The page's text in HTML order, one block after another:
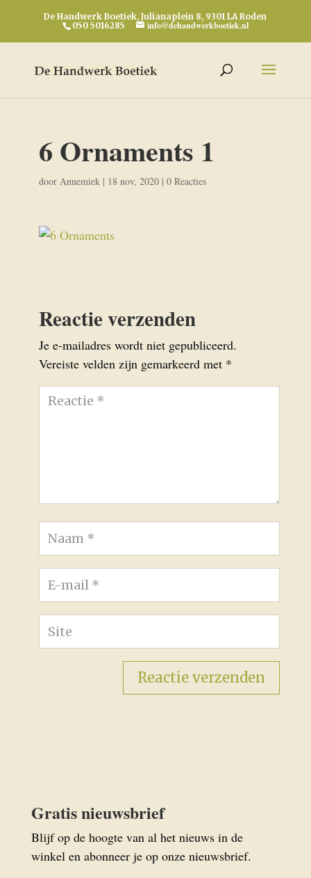
De Handwerk Boetiek, Julianaplein 8, 9301 LA Roden
050 5016285
info@dehandwerkboetiek.nl
6 Ornaments 1
door Annemiek| 18 nov, 2020| 0 Reacties
Reactie verzenden
Je e-mailadres wordt niet gepubliceerd.
Vereiste velden zijn gemarkeerd met *
Gratis nieuwsbrief
Blijf op de hoogte van al het nieuws in de
winkel en abonneer je op onze nieuwsbrief.